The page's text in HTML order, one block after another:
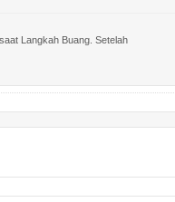
Langkah Buang. Setelah